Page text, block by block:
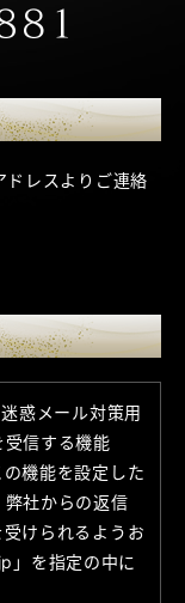
ドレスよりご連絡
惑メール対策用
信する機能
の機能を設定した
社からの返信
けられるようお
」を指定の中に